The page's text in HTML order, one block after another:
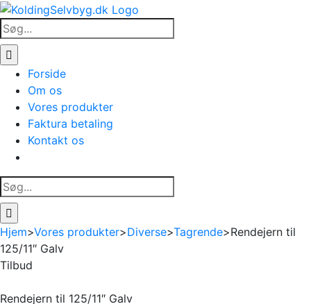
Skip
to
content
Søg
efter:
Forside
Om os
Vores produkter
Faktura betaling
Kontakt os
Søg
efter:
Hjem>Vores produkter>Diverse>Tagrende>Rendejern til
125/11″ Galv
Tilbud
Rendejern til 125/11″ Galv